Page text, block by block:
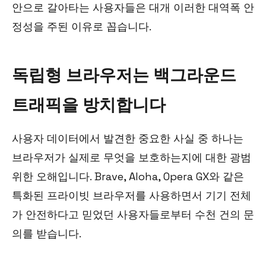
안으로 갈아타는 사용자들은 대개 이러한 대역폭 안
정성을 주된 이유로 꼽습니다.
독립형 브라우저는 백그라운드
트래픽을 방치합니다
사용자 데이터에서 발견한 중요한 사실 중 하나는
브라우저가 실제로 무엇을 보호하는지에 대한 광범
위한 오해입니다. Brave, Aloha, Opera GX와 같은
특화된 프라이빗 브라우저를 사용하면서 기기 전체
가 안전하다고 믿었던 사용자들로부터 수천 건의 문
의를 받습니다.